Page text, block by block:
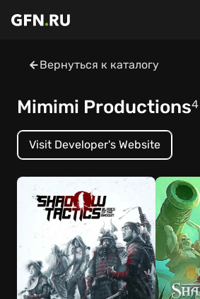
Вернуться к каталогу
Mimimi Productions4
Visit Developer's Website